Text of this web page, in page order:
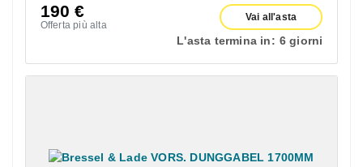
190€
Offerta più alta
Vai all'asta
L'asta termina in: 6 giorni